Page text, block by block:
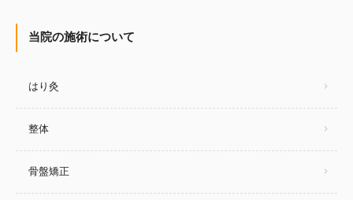
当院の施術について
はり灸
整体
骨盤矯正